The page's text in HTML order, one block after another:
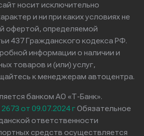
носит исключительно
и ни при каких условиях не
офертой, определяемой
437 Гражданского кодекса РФ.
информации о наличии и
товаров и (или) услуг,
к менеджерам автоцентра.
банком АО «Т-Банк».
от 09.07.2024 гОбязательное
ответственности
средств осуществляется